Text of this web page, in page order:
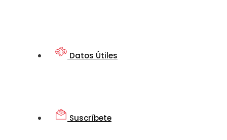
Datos Útiles
Suscríbete